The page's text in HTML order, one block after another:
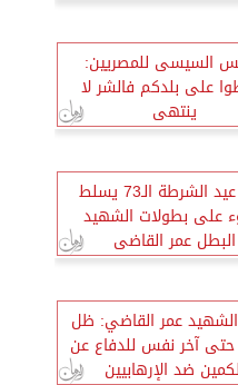
السيسى للمصريين:
على بلدكم فالشر لا
ينتهى
حفل عيد الشرطة الـ73 يسلط
على بطولات الشهيد
البطل عمر القاضى
الشهيد عمر القاضي: ظل
حتى آخر نفس للدفاع عن
ضد الإرهابيين